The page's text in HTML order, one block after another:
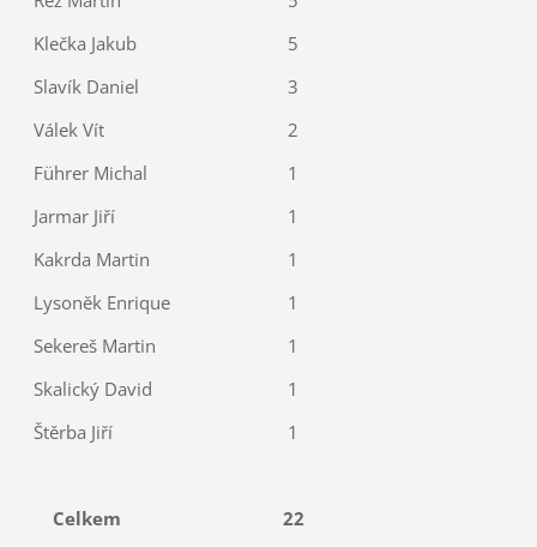
Klečka Jakub
5
Slavík Daniel
3
Válek Vít
2
Führer Michal
1
Jarmar Jiří
1
Kakrda Martin
1
Lysoněk Enrique
1
Sekereš Martin
1
Skalický David
1
Štěrba Jiří
1
Celkem 22